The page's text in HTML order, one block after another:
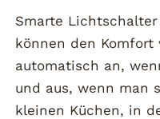
Smarte Lichtschalter
können den
automatisch an,
und aus, wenn man
kleinen Küchen, in